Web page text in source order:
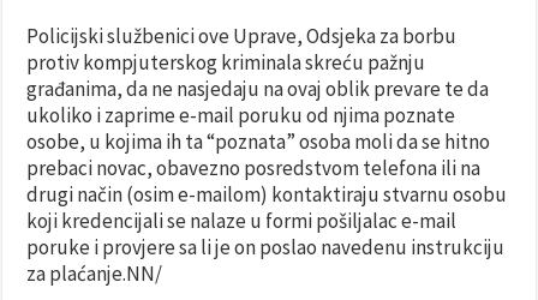
Policijski službenici ove Uprave, Odsjeka za borbu
protiv kompjuterskog kriminala skreću pažnju
građanima, da ne nasjedaju na ovaj oblik prevare te da
ukoliko i zaprime e-mail poruku od njima poznate
osobe, u kojima ih ta “poznata” osoba moli da se hitno
prebaci novac, obavezno posredstvom telefona ili na
drugi način (osim e-mailom) kontaktiraju stvarnu osobu
koji kredencijali se nalaze u formi pošiljalac e-mail
poruke i provjere sa li je on poslao navedenu instrukciju
za plaćanje.NN/